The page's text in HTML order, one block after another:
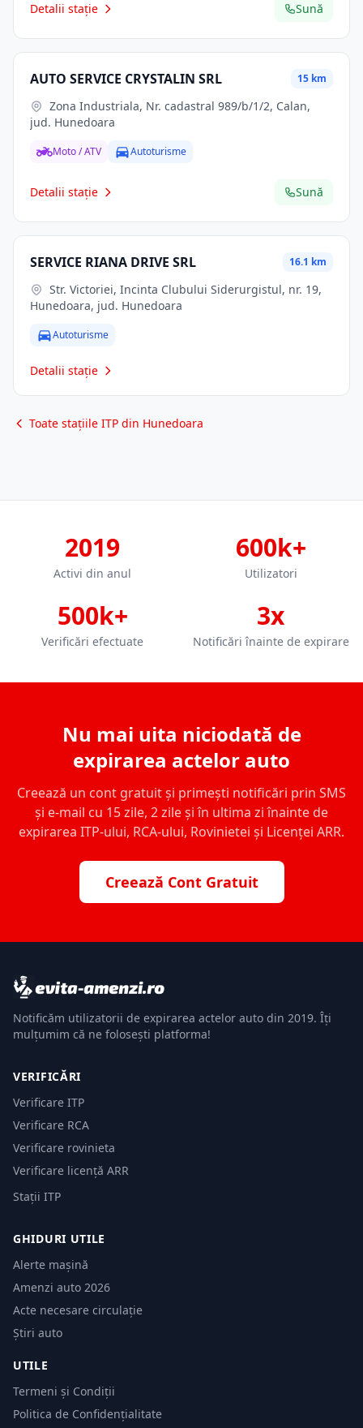
Detalii stație Sună
AUTO SERVICE CRYSTALIN SRL 15 km
jud. Hunedoara
Moto / ATV Autoturisme
Detalii stație Sună
SERVICE RIANA DRIVE SRL 16.1 km
Hunedoara, jud. Hunedoara
Autoturisme
Detalii stație
Toate stațiile ITP din Hunedoara
2019
Activi din anul
600k+
Utilizatori
500k+
Verificări efectuate
3x
Notificări înainte de expirare
Nu mai uita niciodată de
expirarea actelor auto
Creează un cont gratuit și primești notificări prin SMS
și e-mail cu 15 zile, 2 zile și în ultima zi înainte de
expirarea ITP-ului, RCA-ului, Rovinietei și Licenței ARR.
Creează Cont Gratuit
Notificăm utilizatorii de expirarea actelor auto din 2019. Îți
mulțumim că ne folosești platforma!
VERIFICĂRI
Verificare ITP
Verificare RCA
Verificare rovinieta
Verificare licență ARR
Stații ITP
GHIDURI UTILE
Alerte mașină
Amenzi auto 2026
Acte necesare circulație
Știri auto
UTILE
Termeni și Condiții
Politica de Confidențialitate